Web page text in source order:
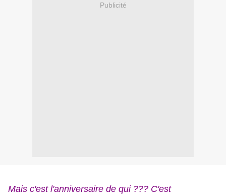
Publicité
Mais c'est l'anniversaire de qui ??? C'est